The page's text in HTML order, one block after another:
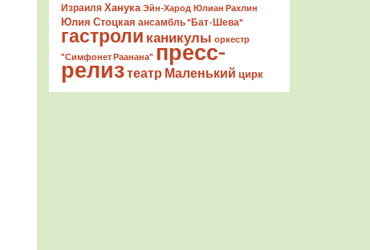
Израиля Ханука Эйн-Харод Юлиан Рахлин
Юлия Стоцкая ансамбль "Бат-Шева"
гастроли каникулы оркестр
"Симфонет Раанана" пресс-
релизтеатр Маленький цирк